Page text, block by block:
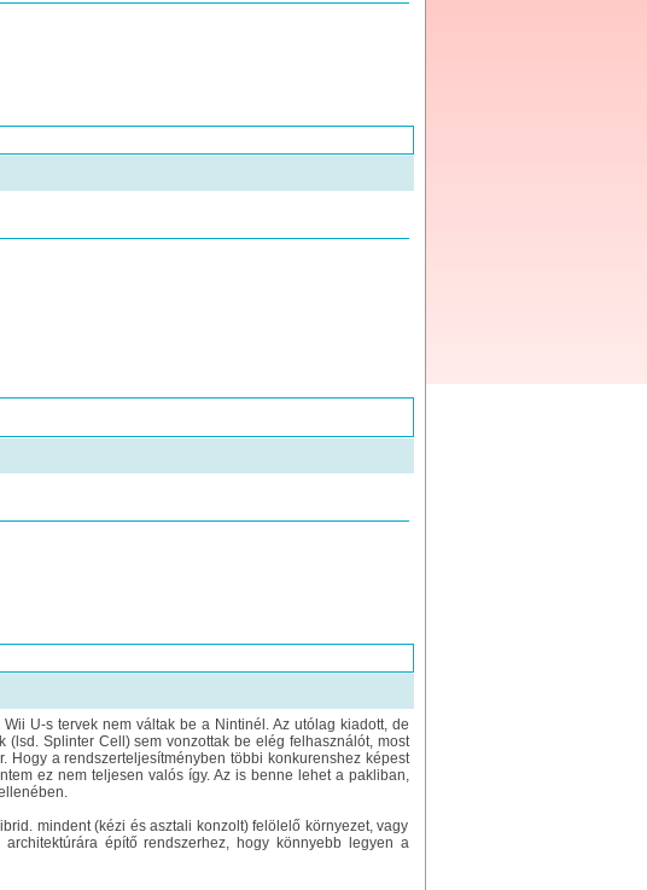
U-s tervek nem váltak be a Nintinél. Az utólag kiadott, de
Splinter Cell) sem vonzottak be elég felhasználót, most
Hogy a rendszerteljesítményben többi konkurenshez képest
ez nem teljesen valós így. Az is benne lehet a pakliban,
mindent (kézi és asztali konzolt) felölelő környezet, vagy
építő rendszerhez, hogy könnyebb legyen a